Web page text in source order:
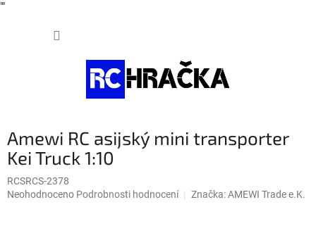
""
Amewi RC asijský mini transporter
Kei Truck 1:10
RCSRCS-2378
Průměrné
Neohodnoceno Podrobnosti hodnocení Značka:AMEWI Trade e.K.